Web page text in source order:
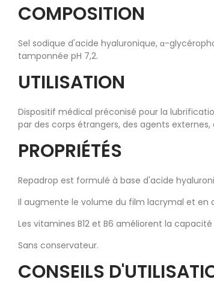
COMPOSITION
Sel sodique d'acide hyaluronique, α-
tamponnée pH 7,2.
UTILISATION
Dispositif médical préconisé pour la
par des corps étrangers, des agents
PROPRIÉTÉS
Repadrop est formulé à base d'acide
Il augmente le volume du film lacrymal et en
Les vitamines B12 et B6 améliorent la
Sans conservateur.
CONSEILS